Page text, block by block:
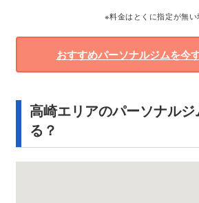
※料金はとくに指定が無い
おすすめパーソナルジムを今
高崎エリアのパーソナル
る？